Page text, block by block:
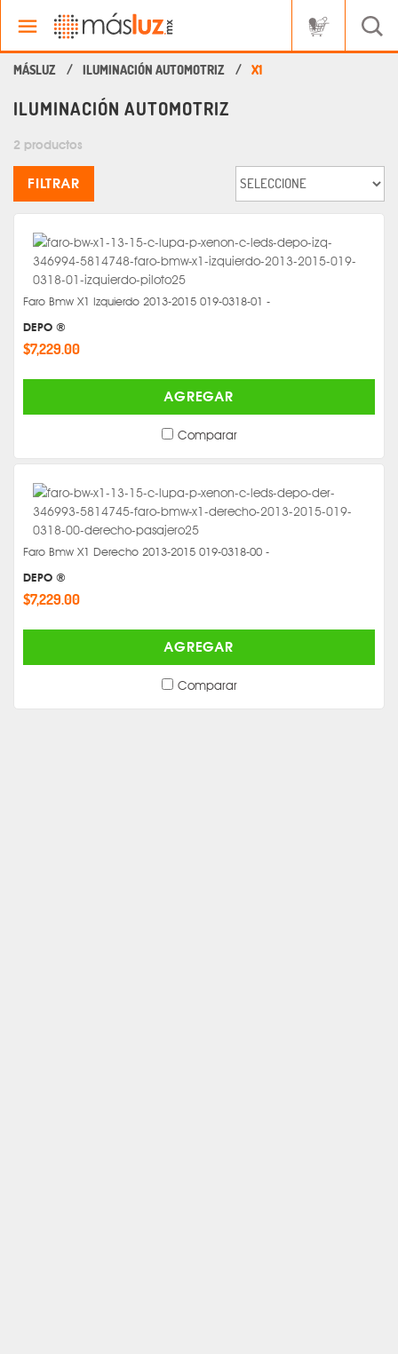
ILUMINACIÓN AUTOMOTRIZ X1
ILUMINACIÓN AUTOMOTRIZ
2 productos
FILTRAR
Faro Bmw X1 Izquierdo 2013-2015 019-0318-01 -
DEPO ®
$7,229.00
AGREGAR
Comparar
Faro Bmw X1 Derecho 2013-2015 019-0318-00 -
DEPO ®
$7,229.00
AGREGAR
Comparar